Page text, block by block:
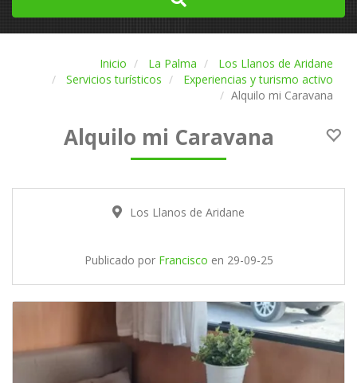
Inicio La Palma
Los Llanos de Aridane
Servicios turísticos
Experiencias y turismo activo
Alquilo mi Caravana
Alquilo mi Caravana
Los Llanos de Aridane
Publicado por Francisco en 29-09-25